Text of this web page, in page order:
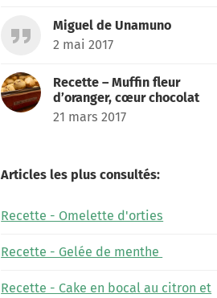
Miguel de Unamuno
2 mai 2017
Recette – Muffin fleur
d’oranger, cœur chocolat
21 mars 2017
Articles les plus consultés:
Recette - Omelette d'orties
Recette - Gelée de menthe
Recette - Cake en bocal au citron et